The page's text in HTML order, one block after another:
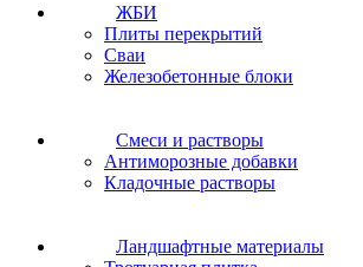
ЖБИ
Плиты перекрытий
Сваи
Железобетонные блоки
Cмеси и растворы
Антиморозные добавки
Кладочные растворы
Ландшафтные материалы